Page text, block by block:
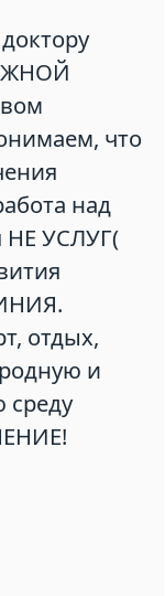
что
над
НЕ УСЛУГ(
отдых,
и
среду